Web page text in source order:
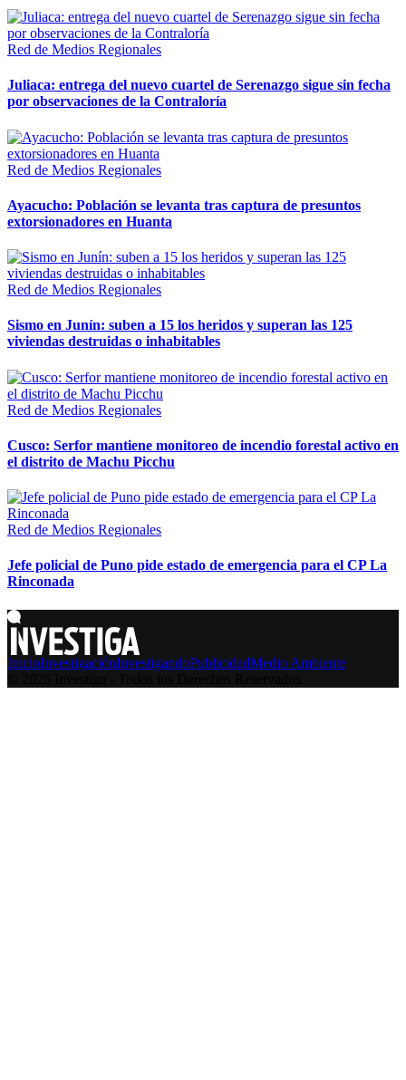
Red de Medios Regionales
Juliaca: entrega del nuevo cuartel de Serenazgo sigue sin fecha
por observaciones de la Contraloría
Red de Medios Regionales
Ayacucho: Población se levanta tras captura de presuntos
extorsionadores en Huanta
Red de Medios Regionales
Sismo en Junín: suben a 15 los heridos y superan las 125
viviendas destruidas o inhabitables
Red de Medios Regionales
Cusco: Serfor mantiene monitoreo de incendio forestal activo en
el distrito de Machu Picchu
Red de Medios Regionales
Jefe policial de Puno pide estado de emergencia para el CP La
Rinconada
InicioInvestigaciónInvestigandoPublicidadMedio Ambiente